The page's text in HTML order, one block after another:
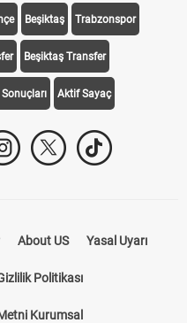
Beşiktaş Trabzonspor
Beşiktaş Transfer
Aktif Sayaç
About US Yasal Uyarı
Politikası
Kurumsal